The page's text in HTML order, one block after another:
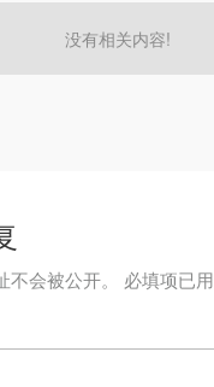
没有相关内容!
会被公开。 必填项已用